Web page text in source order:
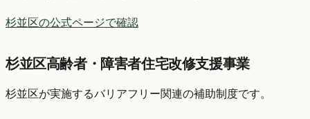
杉並区の公式ページで確認
杉並区高齢者・障害者住宅改修支援事業
杉並区が実施するバリアフリー関連の補助制度です。